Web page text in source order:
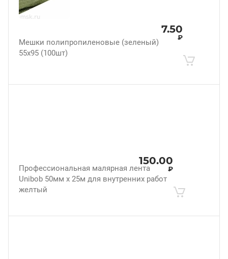
Мешки полипропиленовые (зеленый)
55х95 (100шт)
7.50
₽
Профессиональная малярная лента
Unibob 50мм х 25м для внутренних работ
желтый
150.00
₽